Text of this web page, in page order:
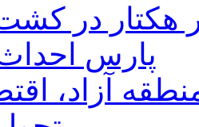
هکتار در
پارس
آزاد،